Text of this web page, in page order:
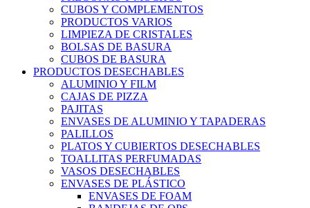
CUBOS Y COMPLEMENTOS
PRODUCTOS VARIOS
LIMPIEZA DE CRISTALES
BOLSAS DE BASURA
CUBOS DE BASURA
PRODUCTOS DESECHABLES
ALUMINIO Y FILM
CAJAS DE PIZZA
PAJITAS
ENVASES DE ALUMINIO Y TAPADERAS
PALILLOS
PLATOS Y CUBIERTOS DESECHABLES
TOALLITAS PERFUMADAS
VASOS DESECHABLES
ENVASES DE PLÁSTICO
ENVASES DE FOAM